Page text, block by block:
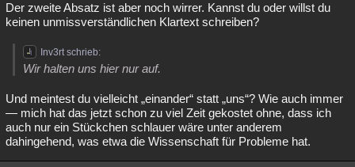
Der zweite Absatz ist aber noch wirrer. Kannst du oder willst du
keinen unmissverständlichen Klartext schreiben?
Inv3rt schrieb:
Wir halten uns hier nur auf.
Und meintest du vielleicht „einander“ statt „uns“? Wie auch immer
— mich hat das jetzt schon zu viel Zeit gekostet ohne, dass ich
auch nur ein Stückchen schlauer wäre unter anderem
dahingehend, was etwa die Wissenschaft für Probleme hat.